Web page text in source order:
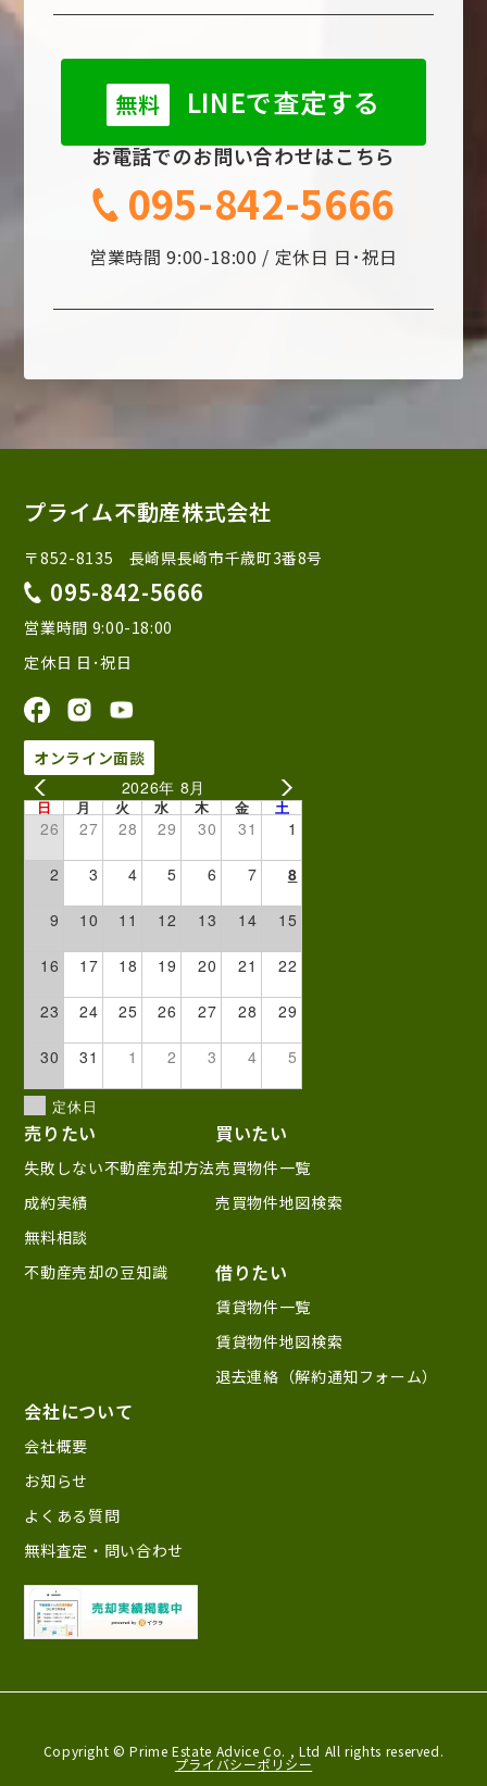
無料 LINEで査定する
お電話でのお問い合わせはこちら
095-842-5666
営業時間 9:00-18:00 / 定休日 日･祝日
プライム不動産株式会社
〒852-8135 長崎県長崎市千歳町3番8号
095-842-5666
営業時間 9:00-18:00
定休日 日･祝日
オンライン面談
2026年 8月
日 月 火 水 木 金 土
26 27 28 29 30 31 1
2 3 4 5 6 7 8
9 10 11 12 13 14 15
16 17 18 19 20 21 22
23 24 25 26 27 28 29
30 31 1 2 3 4 5
定休日
売りたい
失敗しない不動産売却方法
成約実績
無料相談
不動産売却の豆知識
買いたい
売買物件一覧
売買物件地図検索
借りたい
賃貸物件一覧
賃貸物件地図検索
退去連絡（解約通知フォーム）
会社について
会社概要
お知らせ
よくある質問
無料査定・問い合わせ
Copyright © Prime Estate Advice Co. , Ltd All rights reserved.
プライバシーポリシー